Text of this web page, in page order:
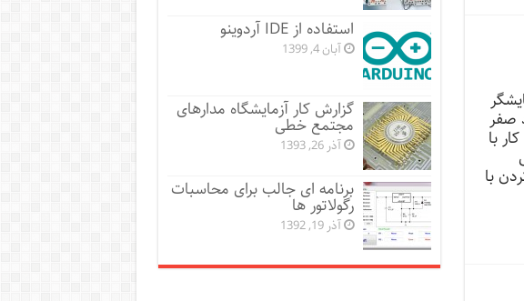
صفر
با
با
استفاده از IDE آردوینو
آبان 4, 1399
گزارش کار آزمایشگاه مدارهای
مجتمع خطی
آذر 26, 1393
برنامه ای جالب برای محاسبات
رگولاتور ها
آذر 19, 1392